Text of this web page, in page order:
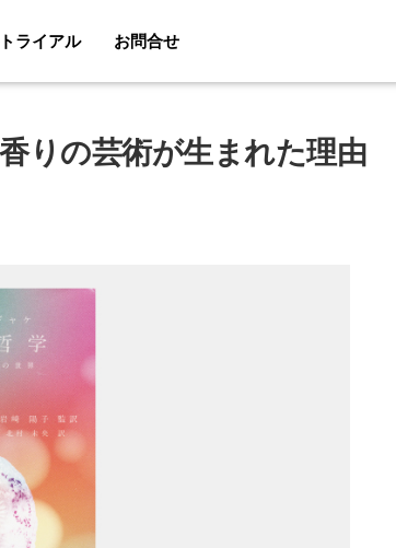
ライアル お問合せ
りの芸術が生まれた理由